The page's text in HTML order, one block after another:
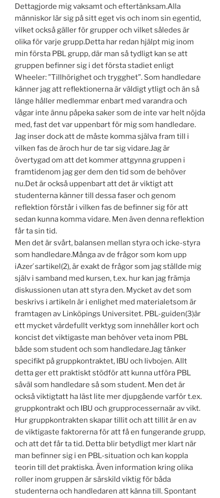
Dettagjorde mig vaksamt och eftertänksam.Alla
människor lär sig på sitt eget vis och inom sin egentid,
vilket också gäller för grupper och vilket således är
olika för varje grupp.Detta har redan hjälpt mig inom
min första PBL grupp, där man så tydligt kan se att
gruppen befinner sig i det första stadiet enligt
Wheeler: ”Tillhörighet och trygghet”. Som handledare
känner jag att reflektionerna är väldigt ytligt och än så
länge håller medlemmar enbart med varandra och
vågar inte ännu påpeka saker som de inte var helt nöjda
med, fast det var uppenbart för mig som handledare.
Jag inser dock att de måste komma själva fram till i
vilken fas de äroch hur de tar sig vidare.Jag är
övertygad om att det kommer attgynna gruppen i
framtidenom jag ger dem den tid som de behöver
nu.Det är också uppenbart att det är viktigt att
studenterna känner till dessa faser och genom
reflektion förstår i vilken fas de befinner sig för att
sedan kunna komma vidare. Men även denna reflektion
får ta sin tid.
Men det är svårt, balansen mellan styra och icke-styra
som handledare.Många av de frågor som kom upp
iAzer ́sartikel(2), är exakt de frågor som jag ställde mig
själv i samband med kursen, t.ex. hur kan jag främja
diskussionen utan att styra den. Mycket av det som
beskrivs i artikeln är i enlighet med materialetsom är
framtagen av Linköpings Universitet. PBL-guiden(3)är
ett mycket värdefullt verktyg som innehåller kort och
koncist det viktigaste man behöver veta inom PBL
både som student och som handledare.Jag tänker
specifikt på gruppkontraktet, IBU och livbojen. Allt
detta ger ett praktiskt stödför att kunna utföra PBL
såväl som handledare så som student. Men det är
också viktigtatt ha läst lite mer djupgående varför t.ex.
gruppkontrakt och IBU och grupprocessernaär av vikt.
Hur gruppkontrakten skapar tillit och att tillit är en av
de viktigaste faktorerna för att få en fungerande grupp,
och att det får ta tid. Detta blir betydligt mer klart när
man befinner sig i en PBL-situation och kan koppla
teorin till det praktiska. Även information kring olika
roller inom gruppen är särskild viktig för båda
studenterna och handledaren att känna till. Spontant